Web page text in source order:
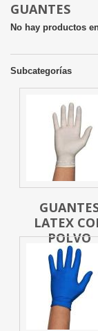
GUANTES
No hay productos
Subcategorías
LATEX
POLVO